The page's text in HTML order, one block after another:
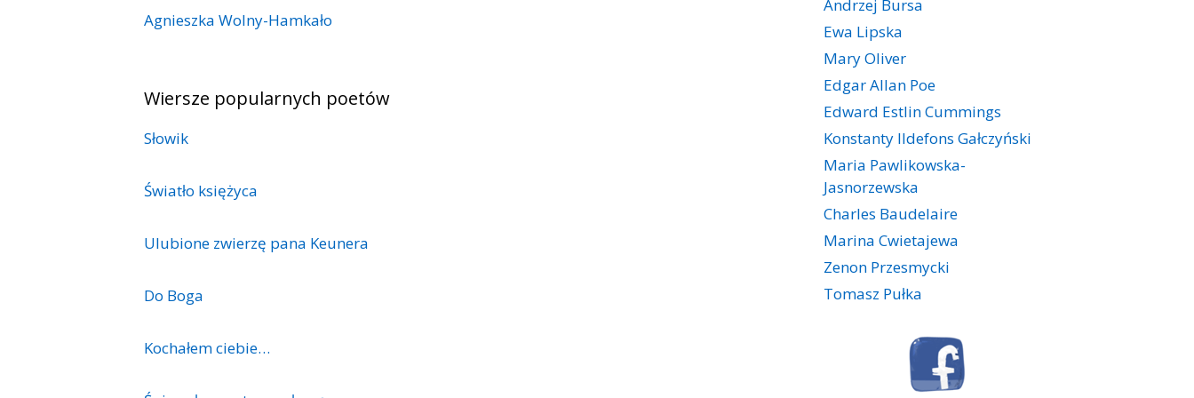
Agnieszka Wolny-Hamkało
Wiersze popularnych poetów
Słowik
Światło księżyca
Ulubione zwierzę pana Keunera
Do Boga
Kochałem ciebie…
Andrzej Bursa
Ewa Lipska
Mary Oliver
Edgar Allan Poe
Edward Estlin Cummings
Konstanty Ildefons Gałczyński
Maria Pawlikowska-
Jasnorzewska
Charles Baudelaire
Marina Cwietajewa
Zenon Przesmycki
Tomasz Pułka